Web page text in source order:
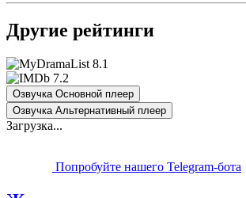
Другие рейтинги
8.1
7.2
Озвучка Основной плеер
Озвучка Альтернативный плеер
Загрузка...
Попробуйте нашего Telegram-бота